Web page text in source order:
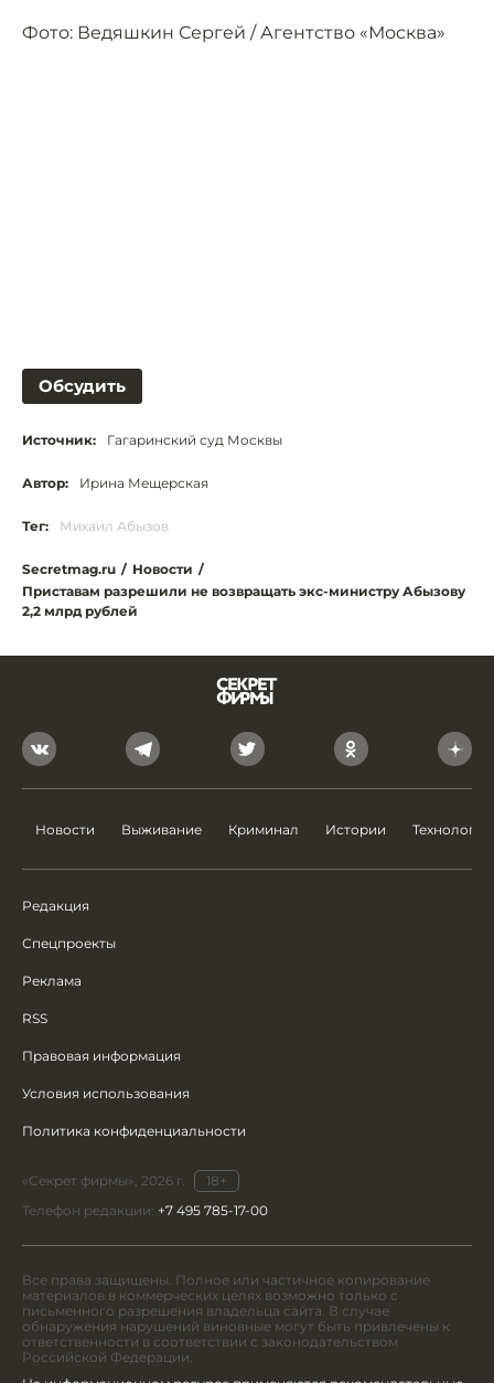
Фото: Ведяшкин Сергей / Агентство «Москва»
Обсудить
Источник: Гагаринский суд Москвы
Автор: Ирина Мещерская
Тег: Михаил Абызов
Secretmag.ru / Новости /
Приставам разрешили не возвращать экс-министру Абызову
2,2 млрд рублей
Новости Выживание Криминал Истории Технологии
Редакция
Спецпроекты
Реклама
RSS
Правовая информация
Условия использования
Политика конфиденциальности
«Секрет фирмы», 2026 г.
18+
Телефон редакции: +7 495 785-17-00
Все права защищены. Полное или частичное копирование
материалов в коммерческих целях возможно только с
письменного разрешения владельца сайта. В случае
обнаружения нарушений виновные могут быть привлечены к
ответственности в соответствии с законодательством
Российской Федерации.